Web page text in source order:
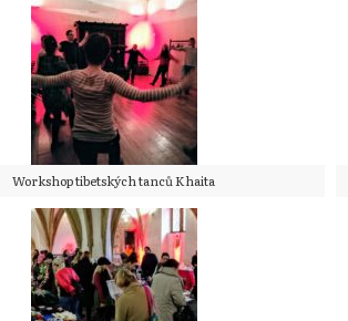
Workshop tibetských tanců Khaita